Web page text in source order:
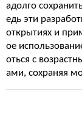
адолго
едь эти
открытиях и
ое
оться с
ами, сохраняя